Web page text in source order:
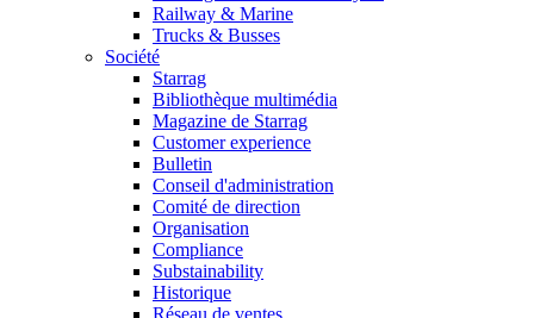
Railway & Marine
Trucks & Busses
Société
Starrag
Bibliothèque multimédia
Magazine de Starrag
Customer experience
Bulletin
Conseil d'administration
Comité de direction
Organisation
Compliance
Substainability
Historique
Réseau de ventes